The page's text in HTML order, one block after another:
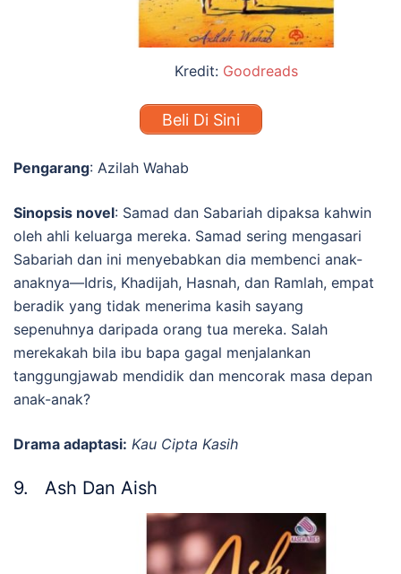
Kredit: Goodreads
Beli Di Sini
Pengarang: Azilah Wahab
Sinopsis novel: Samad dan Sabariah dipaksa kahwin
oleh ahli keluarga mereka. Samad sering mengasari
Sabariah dan ini menyebabkan dia membenci anak-
anaknya—Idris, Khadijah, Hasnah, dan Ramlah, empat
beradik yang tidak menerima kasih sayang
sepenuhnya daripada orang tua mereka. Salah
merekakah bila ibu bapa gagal menjalankan
tanggungjawab mendidik dan mencorak masa depan
anak-anak?
Drama adaptasi: Kau Cipta Kasih
9. Ash Dan Aish